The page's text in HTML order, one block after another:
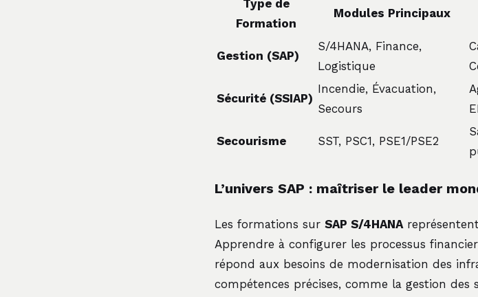
Type de
Formation
Modules Principaux
Gestion (SAP)
S/4HANA, Finance,
Logistique
Sécurité (SSIAP)
Incendie, Évacuation,
Secours
Secourisme SST, PSC1, PSE1/PSE2
L’univers SAP : maîtriser le leader
Les formations sur SAP S/4HANA
Apprendre à configurer les processus
répond aux besoins de modernisation des
compétences précises, comme la gestion